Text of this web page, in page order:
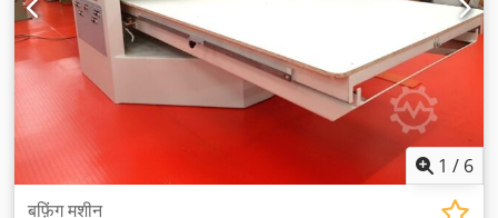
1 / 6
बफ़िंग मशीन